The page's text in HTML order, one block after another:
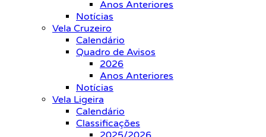
Anos Anteriores
Notícias
Vela Cruzeiro
Calendário
Quadro de Avisos
2026
Anos Anteriores
Notícias
Vela Ligeira
Calendário
Classificações